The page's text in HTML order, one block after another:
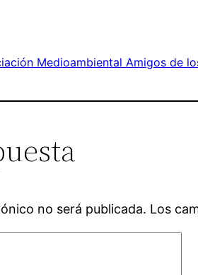
Medioambiental Amigos de
no será publicada. Los